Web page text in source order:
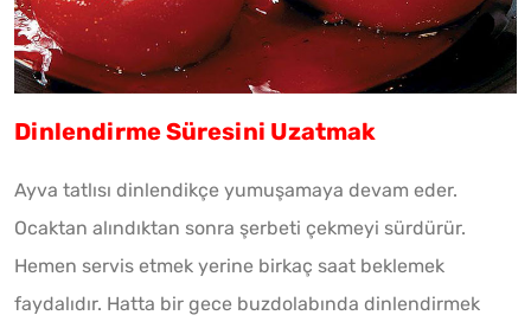
Dinlendirme Süresini Uzatmak
Ayva tatlısı dinlendikçe yumuşamaya devam eder.
Ocaktan alındıktan sonra şerbeti çekmeyi sürdürür.
Hemen servis etmek yerine birkaç saat beklemek
faydalıdır. Hatta bir gece buzdolabında dinlendirmek